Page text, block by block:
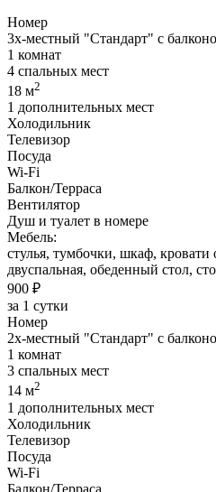
Номер
3х-местный "Стандарт" с
1 комнат
4 спальных мест
18 м2
1 дополнительных мест
Холодильник
Телевизор
Посуда
Wi-Fi
Балкон/Терраса
Вентилятор
Душ и туалет в номере
Мебель:
стулья, тумбочки, шкаф, кровати
двуспальная, обеденный стол,
900 ₽
за 1 сутки
Номер
2х-местный "Стандарт" с
1 комнат
3 спальных мест
14 м2
1 дополнительных мест
Холодильник
Телевизор
Посуда
Wi-Fi
Балкон/Терраса